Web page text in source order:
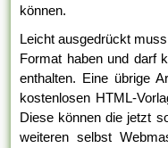
können.
Leicht ausgedrückt
Format haben und darf
enthalten. Eine übrige
kostenlosen HTML-
Diese können die jetzt
weiteren selbst